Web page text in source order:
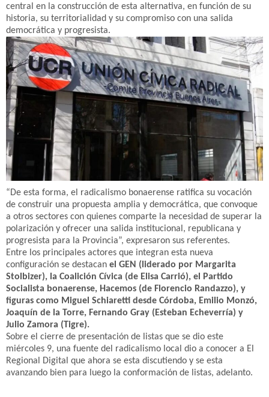
central en la construcción de esta alternativa, en función de su
historia, su territorialidad y su compromiso con una salida
democrática y progresista.
“De esta forma, el radicalismo bonaerense ratifica su vocación
de construir una propuesta amplia y democrática, que convoque
a otros sectores con quienes comparte la necesidad de superar la
polarización y ofrecer una salida institucional, republicana y
progresista para la Provincia”, expresaron sus referentes.
Entre los principales actores que integran esta nueva
configuración se destacan el GEN (liderado por Margarita
Stolbizer), la Coalición Cívica (de Elisa Carrió), el Partido
Socialista bonaerense, Hacemos (de Florencio Randazzo), y
figuras como Miguel Schiaretti desde Córdoba, Emilio Monzó,
Joaquín de la Torre, Fernando Gray (Esteban Echeverría) y
Julio Zamora (Tigre).
Sobre el cierre de presentación de listas que se dio este
miércoles 9, una fuente del radicalismo local dio a conocer a El
Regional Digital que ahora se esta discutiendo y se esta
avanzando bien para luego la conformación de listas, adelanto.